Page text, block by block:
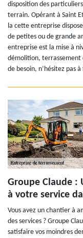
disposition des
terrain. Opérant à Saint
la cette entreprise
de petites ou de grande
entreprise est la mise à
démolition, terrassement
de besoin, n’hésitez pas
Groupe Claude :
à votre service
Vous avez un chantier à
des services ? Groupe
satisfaire vos moindres